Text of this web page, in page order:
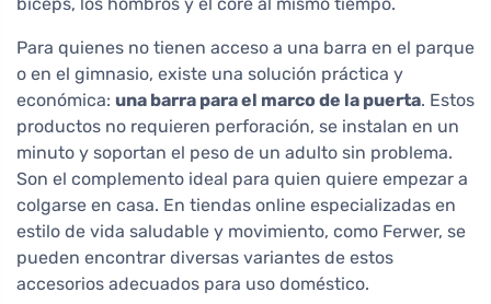
bíceps, los hombros y el core al mismo tiempo.
Para quienes no tienen acceso a una barra en el parque
o en el gimnasio, existe una solución práctica y
económica: una barra para el marco de la puerta. Estos
productos no requieren perforación, se instalan en un
minuto y soportan el peso de un adulto sin problema.
Son el complemento ideal para quien quiere empezar a
colgarse en casa. En tiendas online especializadas en
estilo de vida saludable y movimiento, como Ferwer, se
pueden encontrar diversas variantes de estos
accesorios adecuados para uso doméstico.